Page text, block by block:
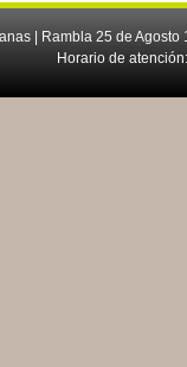
| Rambla 25 de
Horario de